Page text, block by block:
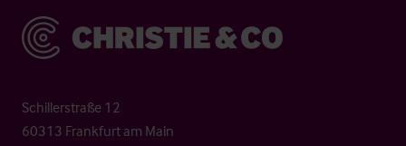
Christie & Co
Schillerstraße 12
60313 Frankfurt am Main